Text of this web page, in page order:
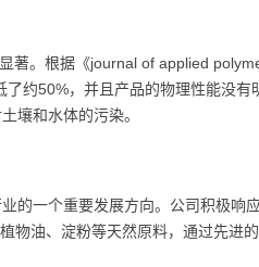
。根据《journal of applied
约50%，并且产品的物理性能没有
壤和水体的污染。
的一个重要发展方向。公司积极响
物油、淀粉等天然原料，通过先进